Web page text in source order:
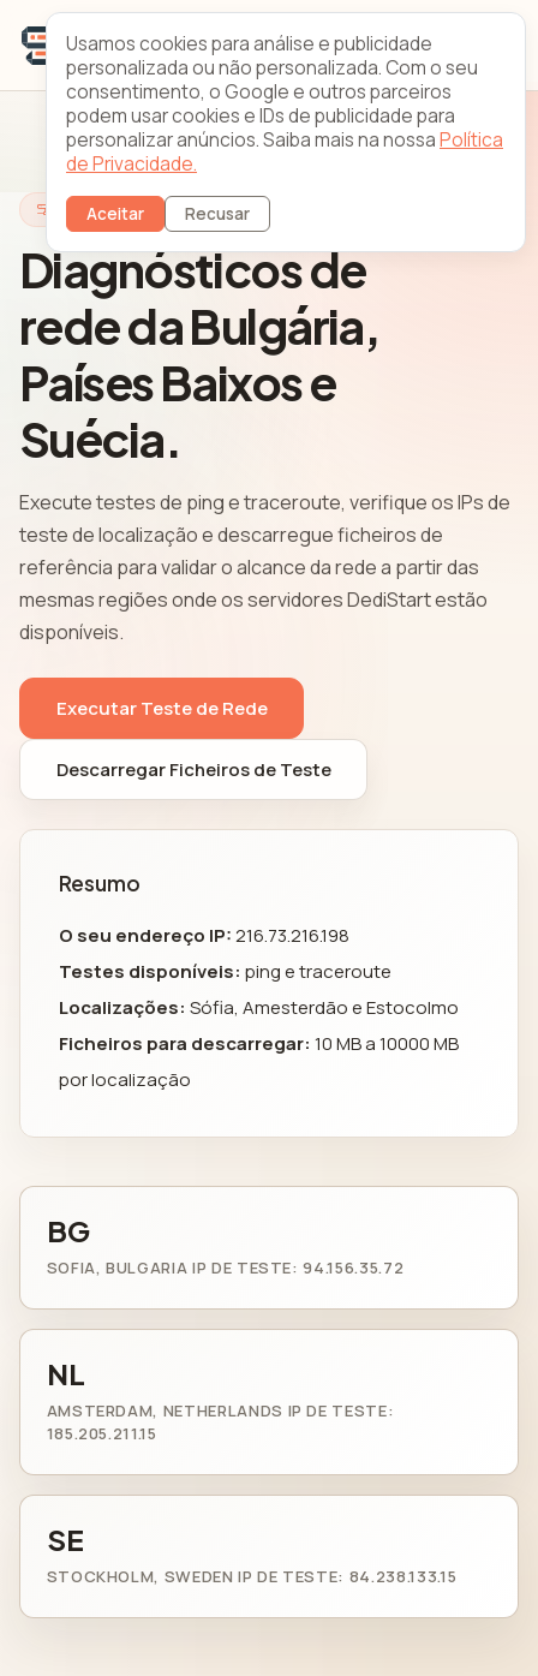
Looking Glass
Diagnósticos de
rede da Bulgária,
Países Baixos e
Suécia.
Execute testes de ping e traceroute, verifique os IPs de
teste de localização e descarregue ficheiros de
referência para validar o alcance da rede a partir das
mesmas regiões onde os servidores DediStart estão
disponíveis.
Executar Teste de Rede
Descarregar Ficheiros de Teste
Resumo
O seu endereço IP:216.73.216.198
Testes disponíveis: ping e traceroute
Localizações: Sófia, Amesterdão e Estocolmo
Ficheiros para descarregar: 10 MB a 10000 MB
por localização
BG
SOFIA, BULGARIA IP DE TESTE: 94.156.35.72
NL
AMSTERDAM, NETHERLANDS IP DE TESTE:
185.205.211.15
SE
STOCKHOLM, SWEDEN IP DE TESTE: 84.238.133.15
Usamos cookies para análise e publicidade
personalizada ou não personalizada. Com o seu
consentimento, o Google e outros parceiros
podem usar cookies e IDs de publicidade para
personalizar anúncios. Saiba mais na nossaPolítica
de Privacidade.
Aceitar Recusar